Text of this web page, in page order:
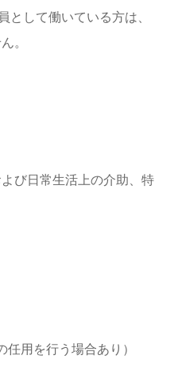
して働いている方は、
。
び日常生活上の介助、特
用を行う場合あり）